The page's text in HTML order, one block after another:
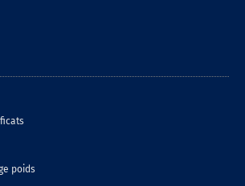
poids